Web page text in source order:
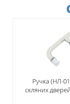
Ручка (НЛ-
скляних